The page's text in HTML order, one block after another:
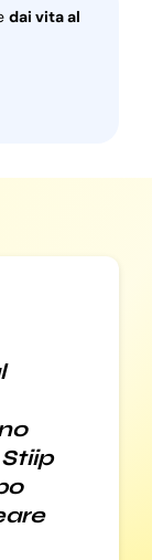
dai vita al